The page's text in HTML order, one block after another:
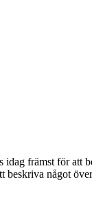
idag främst för att
beskriva något